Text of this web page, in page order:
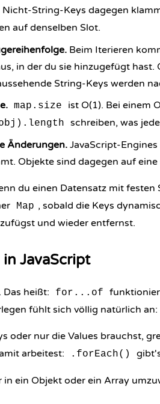
String-Keys dagegen
auf denselben Slot.
Beim Iterieren
in der du sie hinzugefügt
String-Keys werden
map.size ist O(1). Bei einem
schreiben, was
Änderungen.JavaScript-
Objekte sind dagegen auf
du einen Datensatz mit festen
Map , sobald die Keys
und wieder entfernst.
JavaScript
Das heißt: for...of
fühlt sich völlig natürlich an:
oder nur die Values brauchst,
arbeitest:
.forEach()
in ein Objekt oder ein Array